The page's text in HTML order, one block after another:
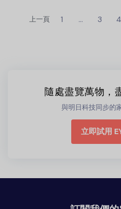
上一頁 1 ... 3 4
隨處盡覽萬物，
與明日科技同步的
立即試用